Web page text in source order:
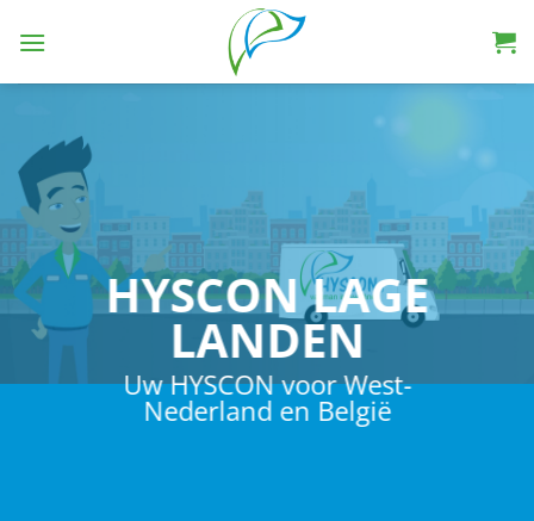
HYSCON LAGE
LANDEN
Uw HYSCON voor West-
Nederland en België